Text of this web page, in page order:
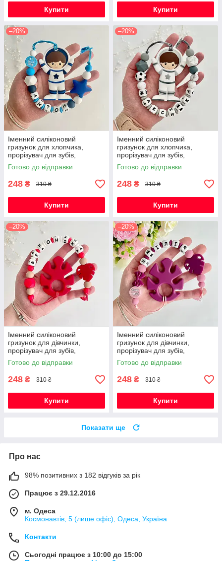
Купити Купити
–20%
Іменний силіконовий
гризунок для хлопчика,
прорізувач для зубів,
Космонавт (темно-синій)
Готово до відправки
248 ₴ 310 ₴
Купити
–20%
Іменний силіконовий
гризунок для хлопчика,
прорізувач для зубів,
Космонавт (світло-сірий)
Готово до відправки
248 ₴ 310 ₴
Купити
–20%
Іменний силіконовий
гризунок для дівчинки,
прорізувач для зубів,
Монстера (червоний)
Готово до відправки
248 ₴ 310 ₴
Купити
–20%
Іменний силіконовий
гризунок для дівчинки,
прорізувач для зубів,
Монстера (винний)
Готово до відправки
248 ₴ 310 ₴
Купити
Показати ще
Про нас
98% позитивних з 182 відгуків за рік
Працює з 29.12.2016
м. Одеса
Космонавтів, 5 (лише офіс), Одеса, Україна
Контакти
Сьогодні працює з 10:00 до 15:00